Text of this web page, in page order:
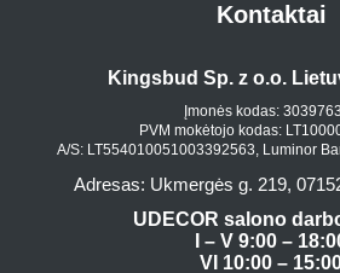
Kontaktai
Kingsbud Sp. z o.o.
Įmonės kodas:
PVM mokėtojo kodas:
A/S: LT554010051003392563, Luminor
Adresas: Ukmergės g. 219,
UDECOR salono
I – V 9:00 –
VI 10:00 –